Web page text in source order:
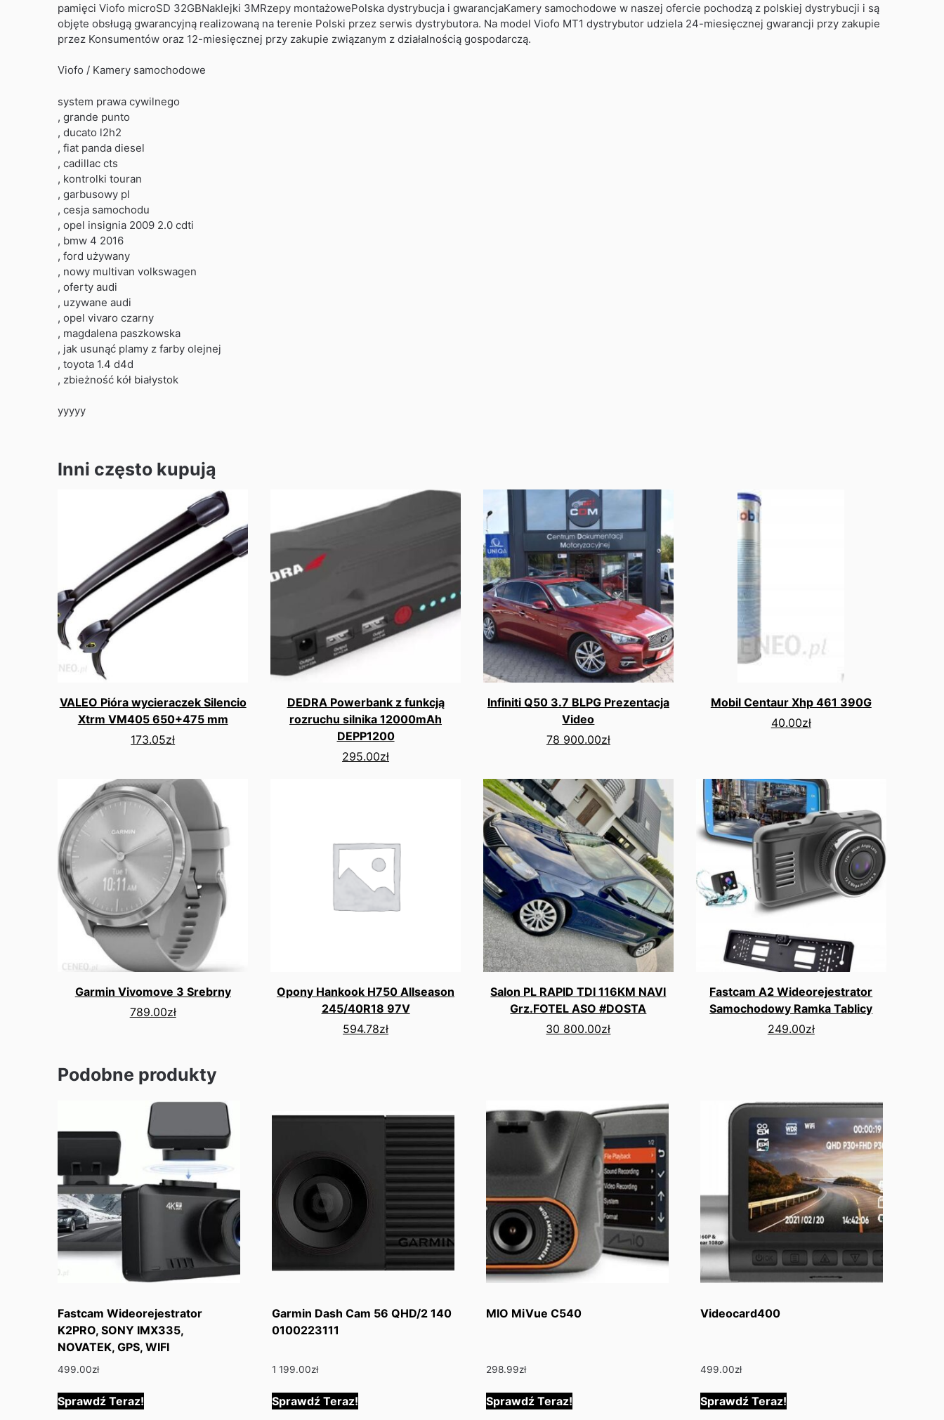
pamięci Viofo microSD 32GBNaklejki 3MRzepy montażowePolska dystrybucja i gwarancjaKamery samochodowe w naszej ofercie pochodzą z polskiej dystrybucji i są
objęte obsługą gwarancyjną realizowaną na terenie Polski przez serwis dystrybutora. Na model Viofo MT1 dystrybutor udziela 24-miesięcznej gwarancji przy zakupie
przez Konsumentów oraz 12-miesięcznej przy zakupie związanym z działalnością gospodarczą.
Viofo / Kamery samochodowe
system prawa cywilnego
, grande punto
, ducato l2h2
, fiat panda diesel
, cadillac cts
, kontrolki touran
, garbusowy pl
, cesja samochodu
, opel insignia 2009 2.0 cdti
, bmw 4 2016
, ford używany
, nowy multivan volkswagen
, oferty audi
, uzywane audi
, opel vivaro czarny
, magdalena paszkowska
, jak usunąć plamy z farby olejnej
, toyota 1.4 d4d
, zbieżność kół białystok
yyyyy
Inni często kupują
VALEO Pióra wycieraczek Silencio
Xtrm VM405 650+475 mm
173.05zł
DEDRA Powerbank z funkcją
rozruchu silnika 12000mAh
DEPP1200
295.00zł
Infiniti Q50 3.7 BLPG Prezentacja
Video
78 900.00zł
Mobil Centaur Xhp 461 390G
40.00zł
Garmin Vivomove 3 Srebrny
789.00zł
Opony Hankook H750 Allseason
245/40R18 97V
594.78zł
Salon PL RAPID TDI 116KM NAVI
Grz.FOTEL ASO #DOSTA
30 800.00zł
Fastcam A2 Wideorejestrator
Samochodowy Ramka Tablicy
249.00zł
Podobne produkty
Fastcam Wideorejestrator
K2PRO, SONY IMX335,
NOVATEK, GPS, WIFI
499.00zł
Sprawdź Teraz!
Garmin Dash Cam 56 QHD/2 140
0100223111
1 199.00zł
Sprawdź Teraz!
MIO MiVue C540
298.99zł
Sprawdź Teraz!
Videocard400
499.00zł
Sprawdź Teraz!